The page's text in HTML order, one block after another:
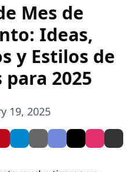
Mes de
Ideas,
y Estilos de
2025
19, 2025